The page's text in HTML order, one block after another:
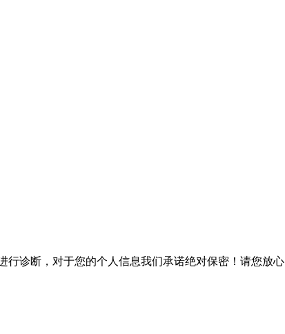
行诊断，对于您的个人信息我们承诺绝对保密！请您放心